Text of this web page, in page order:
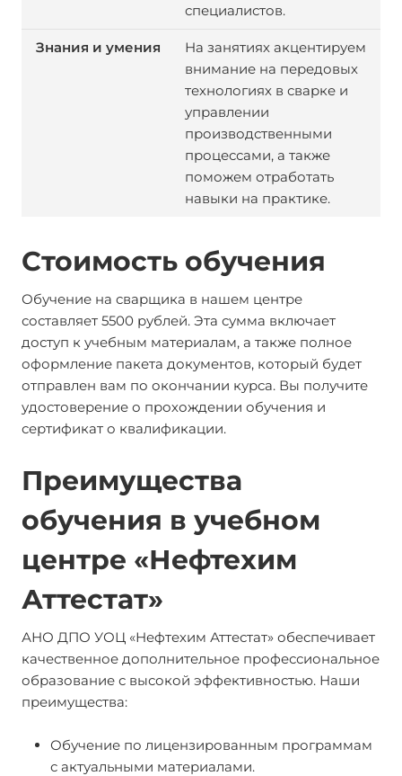
специалистов.
На занятиях акцентируем
внимание на передовых
технологиях в сварке и
управлении
производственными
процессами, а также
поможем отработать
навыки на практике.
Стоимость обучения
Обучение на сварщика в нашем центре
составляет 5500 рублей. Эта сумма включает
доступ к учебным материалам, а также полное
оформление пакета документов, который будет
отправлен вам по окончании курса. Вы получите
удостоверение о прохождении обучения и
сертификат о квалификации.
Преимущества
обучения в учебном
центре «Нефтехим
Аттестат»
АНО ДПО УОЦ «Нефтехим Аттестат» обеспечивает
качественное дополнительное профессиональное
образование с высокой эффективностью. Наши
преимущества:
Обучение по лицензированным программам
с актуальными материалами.